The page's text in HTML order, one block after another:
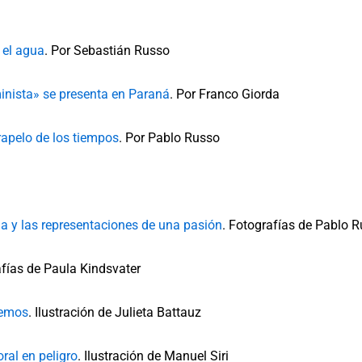
agua. Por Sebastián Russo
se presenta en Paraná. Por Franco Giorda
de los tiempos. Por Pablo Russo
y las representaciones de una pasión. Fotografías de Pablo
de Paula Kindsvater
. Ilustración de Julieta Battauz
en peligro. Ilustración de Manuel Siri